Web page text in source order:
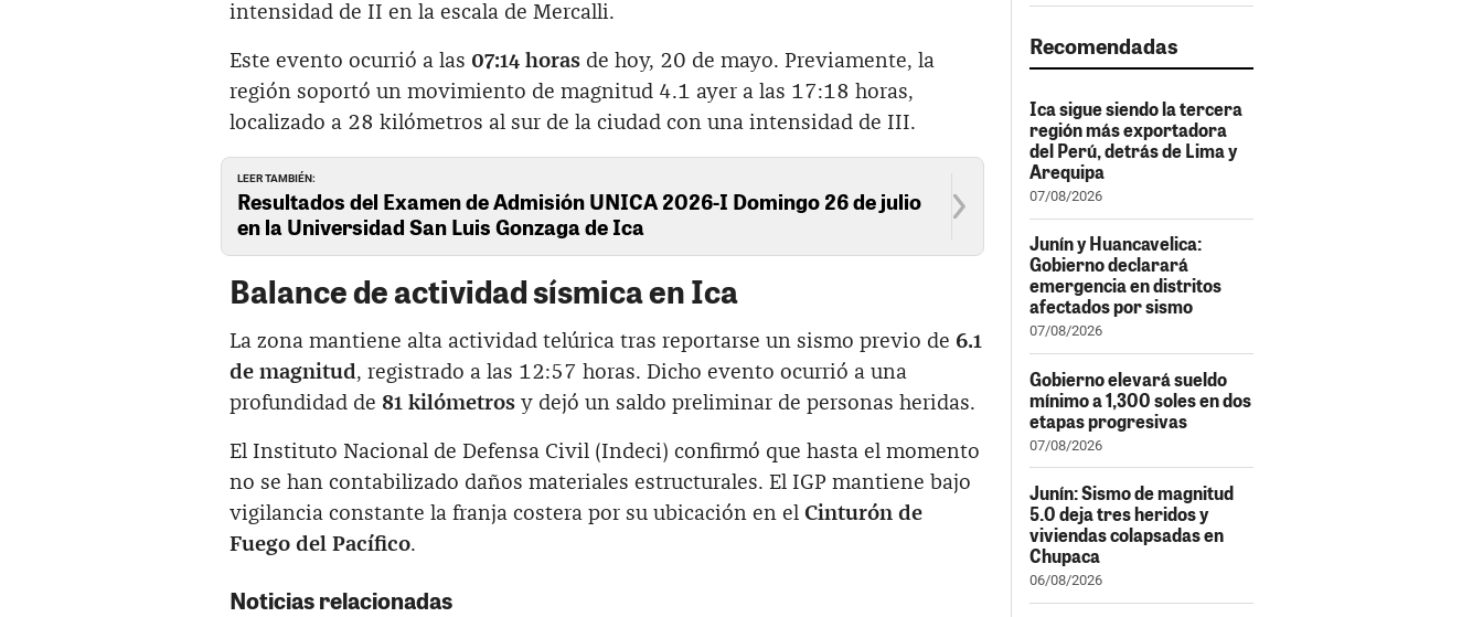
intensidad de II en la escala de Mercalli.
Este evento ocurrió a las 07:14 horas de hoy, 20 de mayo. Previamente, la
región soportó un movimiento de magnitud 4.1 ayer a las 17:18 horas,
localizado a 28 kilómetros al sur de la ciudad con una intensidad de III.
LEER TAMBIÉN:
Resultados del Examen de Admisión UNICA 2026-I Domingo 26 de julio
en la Universidad San Luis Gonzaga de Ica
Balance de actividad sísmica en Ica
La zona mantiene alta actividad telúrica tras reportarse un sismo previo de 6.1
de magnitud, registrado a las 12:57 horas. Dicho evento ocurrió a una
profundidad de 81 kilómetros y dejó un saldo preliminar de personas heridas.
El Instituto Nacional de Defensa Civil (Indeci) confirmó que hasta el momento
no se han contabilizado daños materiales estructurales. El IGP mantiene bajo
vigilancia constante la franja costera por su ubicación en el Cinturón de
Fuego del Pacífico.
Noticias relacionadas
Recomendadas
Ica sigue siendo la tercera
región más exportadora
del Perú, detrás de Lima y
Arequipa
07/08/2026
Junín y Huancavelica:
Gobierno declarará
emergencia en distritos
afectados por sismo
07/08/2026
Gobierno elevará sueldo
mínimo a 1,300 soles en dos
etapas progresivas
07/08/2026
Junín: Sismo de magnitud
5.0 deja tres heridos y
viviendas colapsadas en
Chupaca
06/08/2026